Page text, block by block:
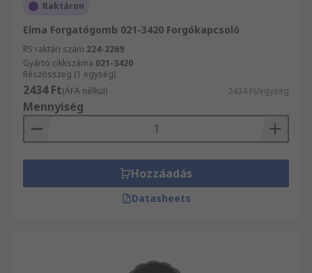
Raktáron
Elma Forgatógomb 021-3420 Forgókapcsoló
RS raktári szám 224-2269
Gyártó cikkszáma 021-3420
Részösszeg (1 egység)
2434 Ft(ÁFA nélkül) 2434 Ft/egység
Mennyiség
Hozzáadás
Datasheets